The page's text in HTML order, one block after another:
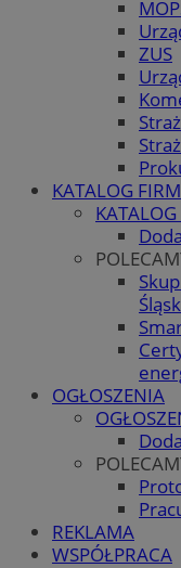
ZUS
KATALOG FIRM
OGŁOSZENIA
REKLAMA
WSPÓŁPRACA